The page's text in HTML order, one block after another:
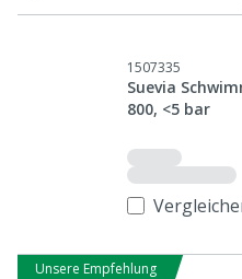
1507335
Suevia
800, <5 bar
Unsere Empfehlung